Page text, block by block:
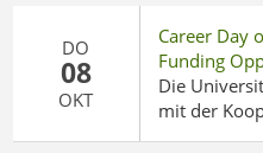
DO
08
OKT
Career Day
Funding
Die
mit der
Details